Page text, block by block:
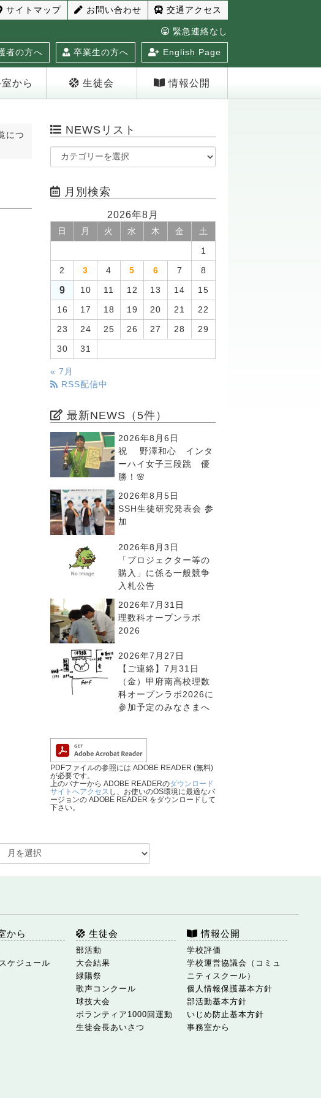
交通アクセス
お問い合わせ
サイトマップ
緊急連絡なし
者の方へ 卒業生の方へ English Page
から 生徒会 情報公開
につ
NEWSリスト
月別検索
2026年8月
日 月 火 水 木 金 土
1
2 3 4 5 6 7 8
9 10 11 12 13 14 15
16 17 18 19 20 21 22
23 24 25 26 27 28 29
30 31
« 7月
RSS配信中
最新NEWS（5件）
2026年8月6日
祝 野澤和心 インタ
ーハイ女子三段跳 優
勝！🌸
2026年8月5日
SSH生徒研究発表会 参
加
2026年8月3日
「プロジェクター等の
購入」に係る一般競争
入札公告
2026年7月31日
理数科オープンラボ
2026
2026年7月27日
【ご連絡】7月31日
（金）甲府南高校理数
科オープンラボ2026に
参加予定のみなさまへ
PDFファイルの参照には ADOBE READER (無料)
が必要です。
上のバナーから ADOBE READERのダウンロード
サイトへアクセス し、お使いのOS環境に最適なバ
ージョンの ADOBE READER をダウンロードして
下さい。
から
ケジュール
生徒会
部活動
大会結果
緑陽祭
歌声コンクール
球技大会
ボランティア1000回運動
生徒会長あいさつ
情報公開
学校評価
学校運営協議会（コミュ
ニティスクール）
個人情報保護基本方針
部活動基本方針
いじめ防止基本方針
事務室から